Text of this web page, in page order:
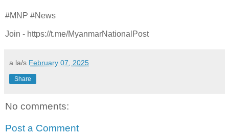
#MNP #News
Join - https://t.me/MyanmarNationalPost
a la/s February 07, 2025
Share
No comments:
Post a Comment